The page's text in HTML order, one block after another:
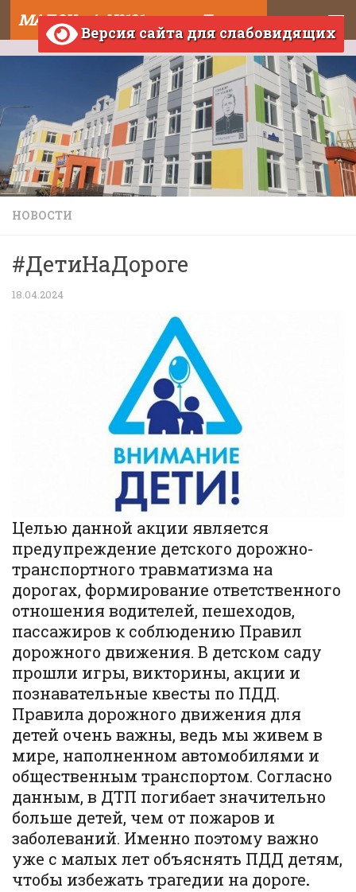
Skip to content МАДОУ д/с №121 города Тюмени
Версия сайта для слабовидящих
НОВОСТИ
#ДетиНаДороге
18.04.2024
Целью данной акции является
предупреждение детского дорожно-
транспортного травматизма на
дорогах, формирование ответственного
отношения водителей, пешеходов,
пассажиров к соблюдению Правил
дорожного движения. В детском саду
прошли игры, викторины, акции и
познавательные квесты по ПДД.
Правила дорожного движения для
детей очень важны, ведь мы живем в
мире, наполненном автомобилями и
общественным транспортом. Согласно
данным, в ДТП погибает значительно
больше детей, чем от пожаров и
заболеваний. Именно поэтому важно
уже с малых лет объяснять ПДД детям,
чтобы избежать трагедии на дороге.